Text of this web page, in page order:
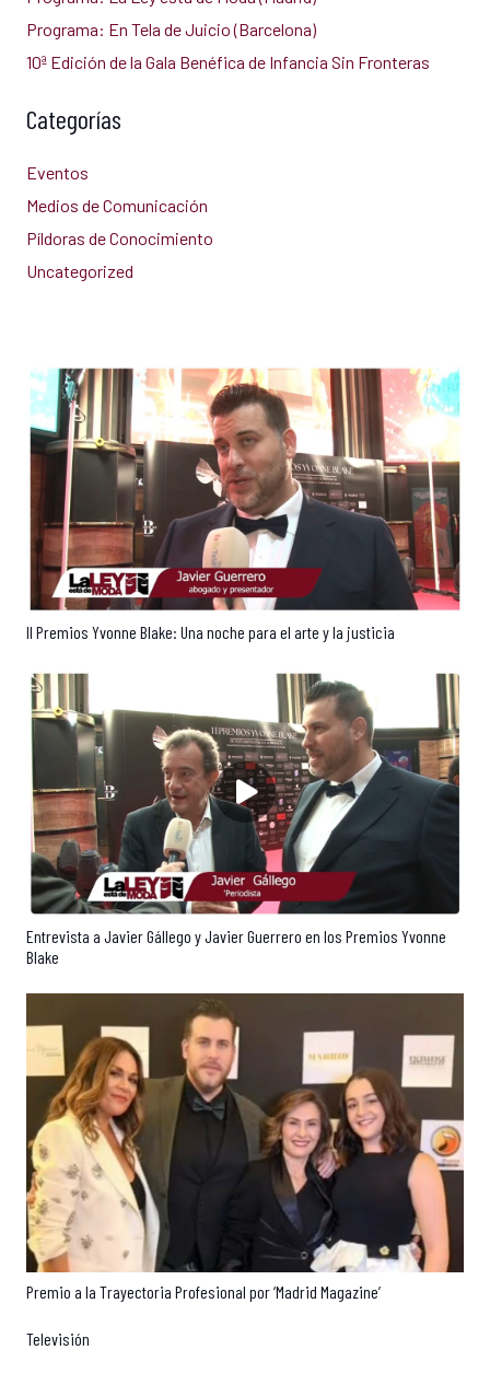
Programa: En Tela de Juicio (Barcelona)
10ª Edición de la Gala Benéfica de Infancia Sin Fronteras
Categorías
Eventos
Medios de Comunicación
Píldoras de Conocimiento
Uncategorized
II Premios Yvonne Blake: Una noche para el arte y la justicia
Entrevista a Javier Gállego y Javier Guerrero en los Premios Yvonne
Blake
Premio a la Trayectoria Profesional por ‘Madrid Magazine’
Televisión